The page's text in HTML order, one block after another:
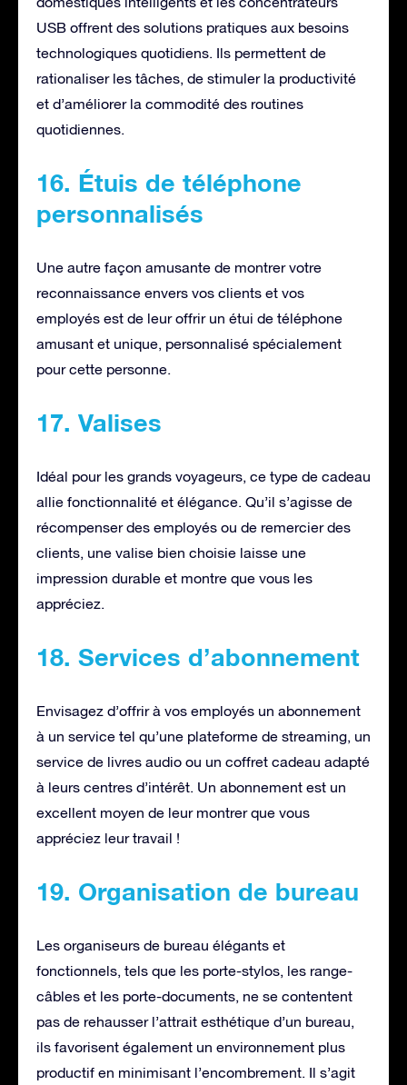
USB offrent des solutions pratiques aux besoins
technologiques quotidiens. Ils permettent de
rationaliser les tâches, de stimuler la productivité
et d’améliorer la commodité des routines
quotidiennes.
16. Étuis de téléphone
personnalisés
Une autre façon amusante de montrer votre
reconnaissance envers vos clients et vos
employés est de leur offrir un étui de téléphone
amusant et unique, personnalisé spécialement
pour cette personne.
17. Valises
Idéal pour les grands voyageurs, ce type de cadeau
allie fonctionnalité et élégance. Qu’il s’agisse de
récompenser des employés ou de remercier des
clients, une valise bien choisie laisse une
impression durable et montre que vous les
appréciez.
18. Services d’abonnement
Envisagez d’offrir à vos employés un abonnement
à un service tel qu’une plateforme de streaming, un
service de livres audio ou un coffret cadeau adapté
à leurs centres d’intérêt. Un abonnement est un
excellent moyen de leur montrer que vous
appréciez leur travail !
19. Organisation de bureau
Les organiseurs de bureau élégants et
fonctionnels, tels que les porte-stylos, les range-
câbles et les porte-documents, ne se contentent
pas de rehausser l’attrait esthétique d’un bureau,
ils favorisent également un environnement plus
productif en minimisant l’encombrement. Il s’agit